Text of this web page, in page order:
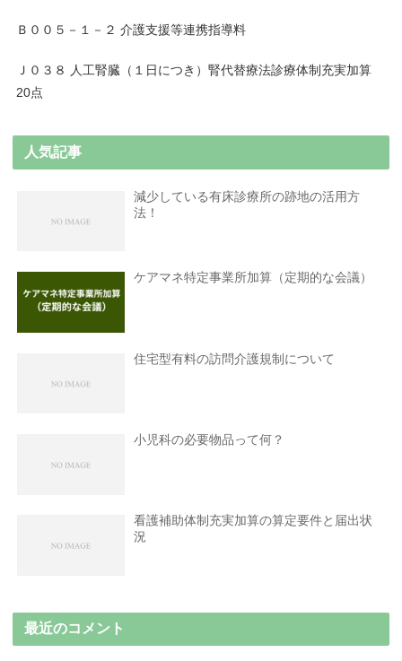
Ｂ００５－１－２ 介護支援等連携指導料
Ｊ０３８ 人工腎臓（１日につき）腎代替療法診療体制充実加算
20点
人気記事
減少している有床診療所の跡地の活用方
法！
ケアマネ特定事業所加算（定期的な会議）
住宅型有料の訪問介護規制について
小児科の必要物品って何？
看護補助体制充実加算の算定要件と届出状
況
最近のコメント